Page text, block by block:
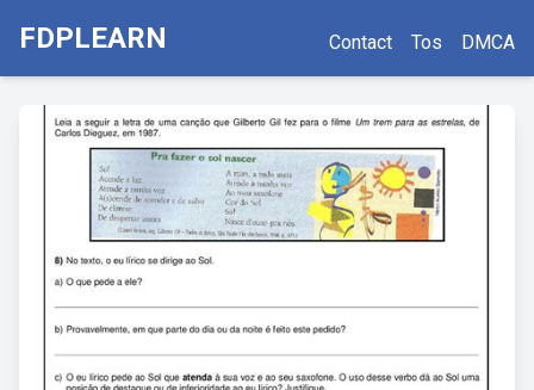
FDPLEARN Contact Tos DMCA